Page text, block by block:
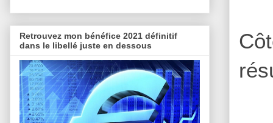
Retrouvez mon bénéfice 2021 définitif
dans le libellé juste en dessous